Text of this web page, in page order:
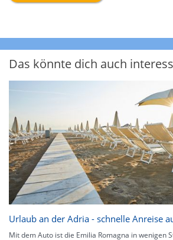
Das könnte dich auch
Urlaub an der Adria - schnelle Anreise
Mit dem Auto ist die Emilia Romagna in wenigen